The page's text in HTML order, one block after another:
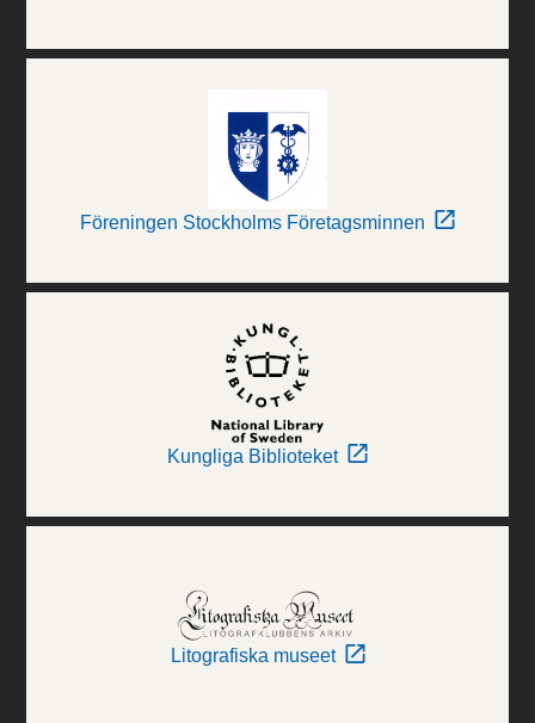
Föreningen Stockholms Företagsminnen
Kungliga Biblioteket
Litografiska museet